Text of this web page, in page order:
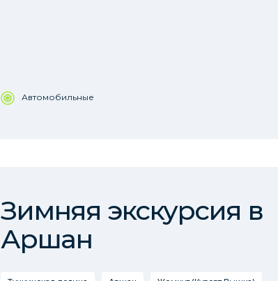
Автомобильные
Зимняя экскурсия в
Аршан